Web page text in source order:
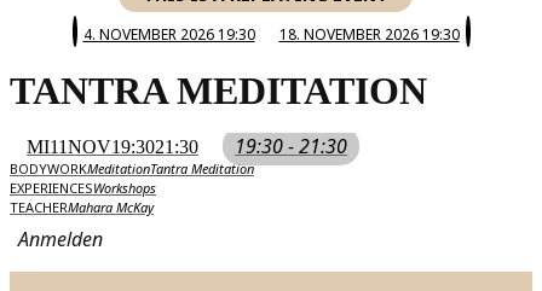
4. NOVEMBER 2026 19:30 18. NOVEMBER 2026 19:30
TANTRA MEDITATION
MI11NOV19:3021:30 19:30 - 21:30
BODYWORKMeditationTantra Meditation
EXPERIENCESWorkshops
TEACHERMahara McKay
Anmelden